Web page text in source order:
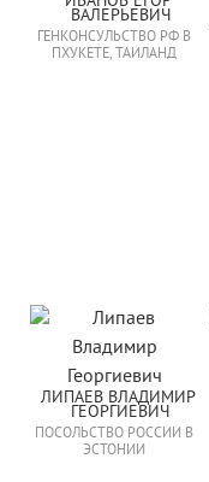
ВАЛЕРЬЕВИЧ
ГЕНКОНСУЛЬСТВО РФ В
ПХУКЕТЕ, ТАИЛАНД
ЛИПАЕВ ВЛАДИМИР
ГЕОРГИЕВИЧ
ПОСОЛЬСТВО РОССИИ В
ЭСТОНИИ